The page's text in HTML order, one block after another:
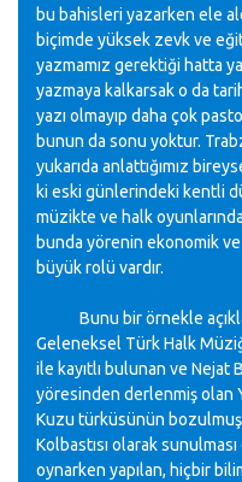
bu bahisleri yazarken ele
biçimde yüksek zevk ve
yazmamız gerektiği hatta
yazmaya kalkarsak o da
yazı olmayıp daha çok
bunun da sonu yoktur.
yukarıda anlattığımız
ki eski günlerindeki kentli
müzikte ve halk
bunda yörenin ekonomik
büyük rolü vardır.
Bunu bir örnekle
Geleneksel Türk Halk
ile kayıtlı bulunan ve Nejat
yöresinden derlenmiş olan
Kuzu türküsünün
Kolbastısı olarak
oynarken yapılan, hiçbir